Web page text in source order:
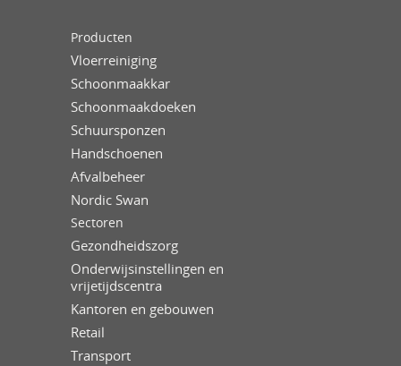
Producten
Vloerreiniging
Schoonmaakkar
Schoonmaakdoeken
Schuursponzen
Handschoenen
Afvalbeheer
Nordic Swan
Sectoren
Gezondheidszorg
Onderwijsinstellingen en
vrijetijdscentra
Kantoren en gebouwen
Retail
Transport